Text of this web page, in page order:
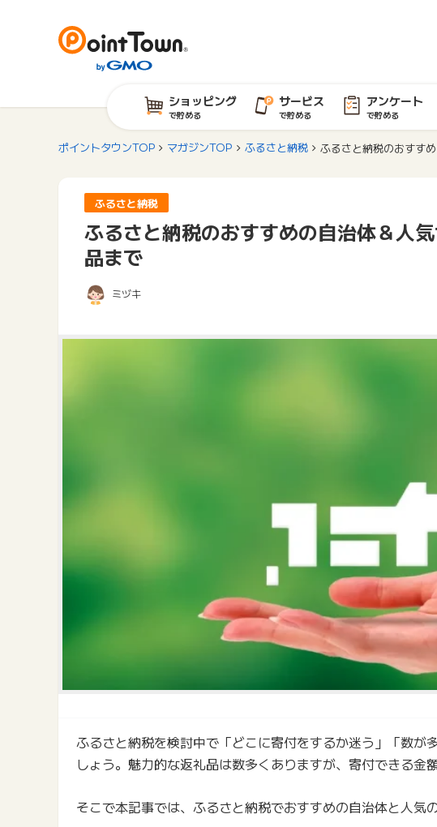
ショッピング
で貯める
サービス
で貯める
アンケート
で貯める
ポイントタウンTOP マガジンTOP ふるさと納税 ふるさと納税のおすす
ふるさと納税
ふるさと納税のおすすめの自治体＆人
品まで
ミヅキ
ふるさと納税を検討中で「どこに寄付をするか迷う」「数が
しょう。魅力的な返礼品は数多くありますが、寄付できる金
そこで本記事では、ふるさと納税でおすすめの自治体と人気